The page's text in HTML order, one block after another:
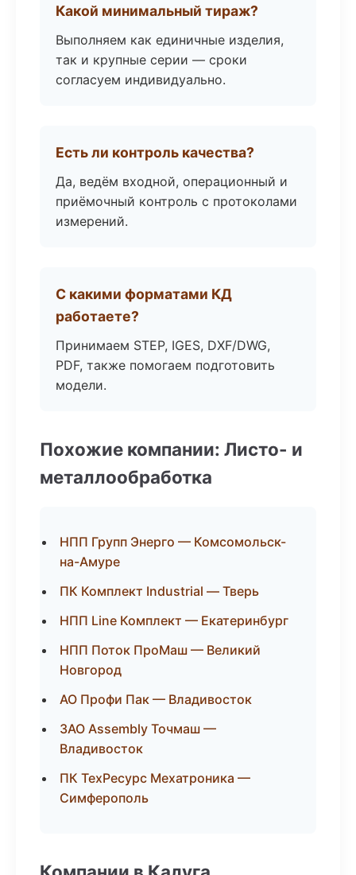
Какой минимальный тираж?
Выполняем как единичные изделия,
так и крупные серии — сроки
согласуем индивидуально.
Есть ли контроль качества?
Да, ведём входной, операционный и
приёмочный контроль с протоколами
измерений.
С какими форматами КД
работаете?
Принимаем STEP, IGES, DXF/DWG,
PDF, также помогаем подготовить
модели.
Похожие компании: Листо- и
металлообработка
НПП Групп Энерго — Комсомольск-
на-Амуре
ПК Комплект Industrial — Тверь
НПП Line Комплект — Екатеринбург
НПП Поток ПроМаш — Великий
Новгород
АО Профи Пак — Владивосток
ЗАО Assembly Точмаш —
Владивосток
ПК ТехРесурс Мехатроника —
Симферополь